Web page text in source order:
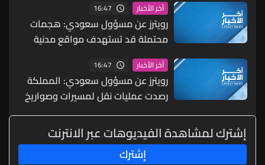
آخر الأخبار 16:47
رويترز عن مسؤول سعودي: هجمات
محتملة قد تستهدف مواقع مدنية
واقتصادية بما يشمل البنية التحتية
للطاقة والموانئ والمطارات
آخر الأخبار 16:47
رويترز عن مسؤول سعودي: المملكة
رصدت عمليات نقل لمسيرات وصواريخ
ما يشير إلى احتمال شن هجمات
منسقة من الشمال والجنوب
إشترك لمشاهدة الفيديوهات عبر الانترنت
إشترك